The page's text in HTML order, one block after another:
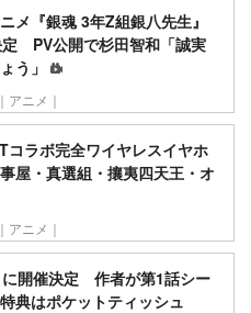
メ『銀魂 3年Z組銀八先生』
PV公開で杉田智和「誠実
う」
｜アニメ｜
コラボ完全ワイヤレスイヤホ
屋・真選組・攘夷四天王・オ
｜アニメ｜
に開催決定 作者が第1話シー
典はポケットティッシュ